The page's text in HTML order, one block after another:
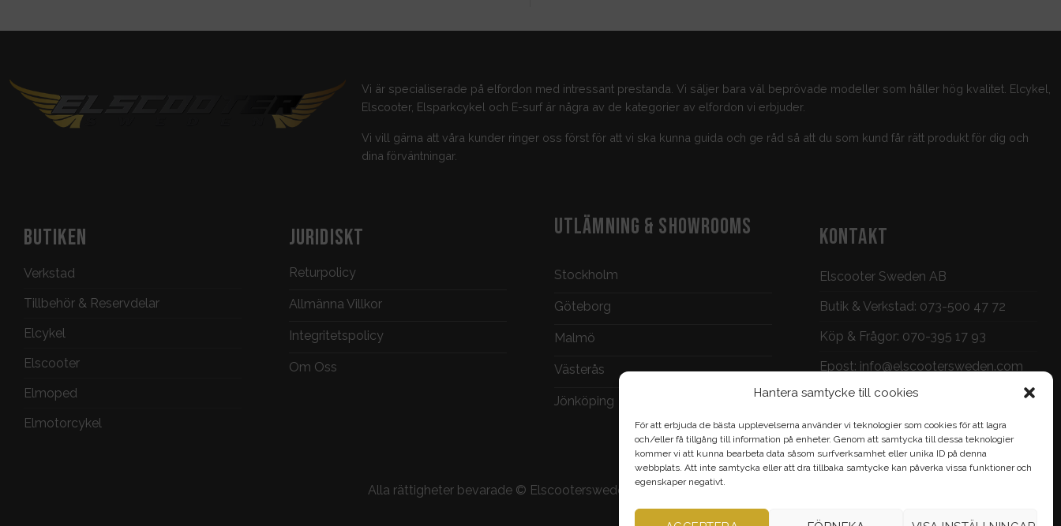
Hantera samtycke till cookies
För att erbjuda de bästa upplevelserna använder vi teknologier som cookies för att lagra
och/eller få tillgång till information på enheter. Genom att samtycka till dessa teknologier
kommer vi att kunna bearbeta data såsom surfverksamhet eller unika ID på denna
webbplats. Att inte samtycka eller att dra tillbaka samtycke kan påverka vissa funktioner och
egenskaper negativt.
Vi är specialiserade på elfordon med intressant prestanda. Vi säljer bara väl beprövade modeller som håller hög kvalitet. Elcykel,
Elscooter, Elsparkcykel och E-surf är några av de kategorier av elfordon vi erbjuder.
Vi vill gärna att våra kunder ringer oss först för att vi ska kunna guida och ge råd så att du som kund får rätt produkt för dig och
dina förväntningar.
BUTIKEN
Verkstad
Tillbehör & Reservdelar
Elcykel
Elscooter
Elmoped
Elmotorcykel
JURIDISKT
Returpolicy
Allmänna Villkor
Integritetspolicy
Om Oss
UTLÄMNING & SHOWROOMS
Stockholm
Göteborg
Malmö
Västerås
Jönköping
KONTAKT
Elscooter Sweden AB
Butik & Verkstad: 073-500 47 72
Köp & Frågor: 070-395 17 93
Epost: info@elscootersweden.com
Brunnsgatan 7, Jönköping
Alla rättigheter bevarade © Elscootersweden.com2026